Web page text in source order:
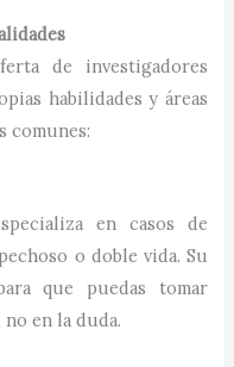
de investigadores
habilidades y áreas
comunes:
en casos de
o doble vida. Su
que puedas tomar
en la duda.